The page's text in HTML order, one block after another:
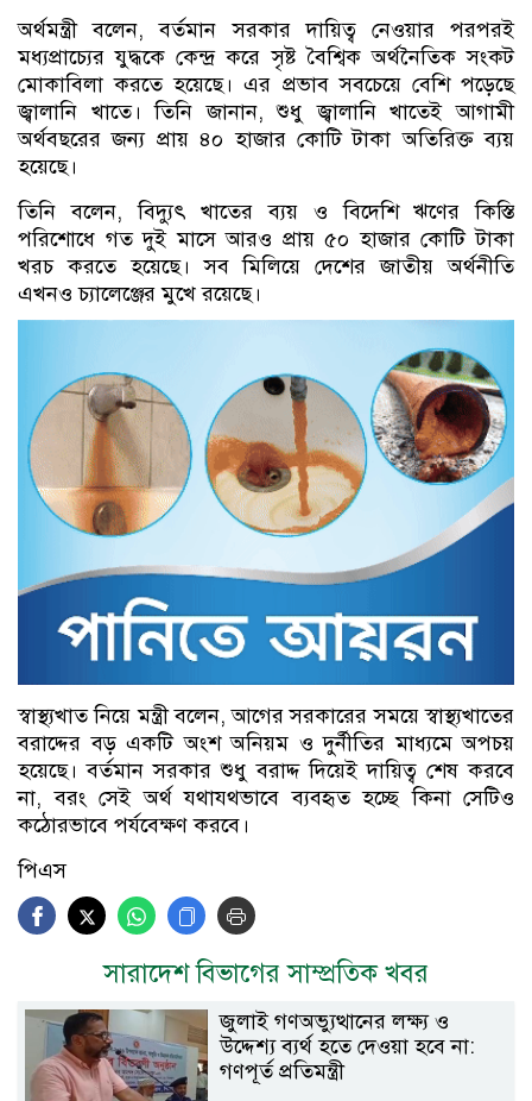
অর্থমন্ত্রী বলেন, বর্তমান সরকার দায়িত্ব নেওয়ার পরপরই
মধ্যপ্রাচ্যের যুদ্ধকে কেন্দ্র করে সৃষ্ট বৈশ্বিক অর্থনৈতিক সংকট
মোকাবিলা করতে হয়েছে। এর প্রভাব সবচেয়ে বেশি পড়েছে
জ্বালানি খাতে। তিনি জানান, শুধু জ্বালানি খাতেই আগামী
অর্থবছরের জন্য প্রায় ৪০ হাজার কোটি টাকা অতিরিক্ত ব্যয়
হয়েছে।
তিনি বলেন, বিদ্যুৎ খাতের ব্যয় ও বিদেশি ঋণের কিস্তি
পরিশোধে গত দুই মাসে আরও প্রায় ৫০ হাজার কোটি টাকা
খরচ করতে হয়েছে। সব মিলিয়ে দেশের জাতীয় অর্থনীতি
এখনও চ্যালেঞ্জের মুখে রয়েছে।
স্বাস্থ্যখাত নিয়ে মন্ত্রী বলেন, আগের সরকারের সময়ে স্বাস্থ্যখাতের
বরাদ্দের বড় একটি অংশ অনিয়ম ও দুর্নীতির মাধ্যমে অপচয়
হয়েছে। বর্তমান সরকার শুধু বরাদ্দ দিয়েই দায়িত্ব শেষ করবে
না, বরং সেই অর্থ যথাযথভাবে ব্যবহৃত হচ্ছে কিনা সেটিও
কঠোরভাবে পর্যবেক্ষণ করবে।
পিএস
সারাদেশ বিভাগের সাম্প্রতিক খবর
জুলাই গণঅভ্যুত্থানের লক্ষ্য ও
উদ্দেশ্য ব্যর্থ হতে দেওয়া হবে না:
গণপূর্ত প্রতিমন্ত্রী